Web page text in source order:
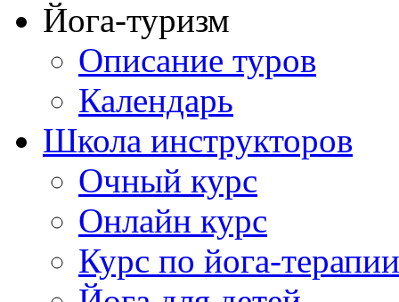
Йога-туризм
Описание туров
Календарь
Школа инструкторов
Очный курс
Онлайн курс
Курс по йога-терапии